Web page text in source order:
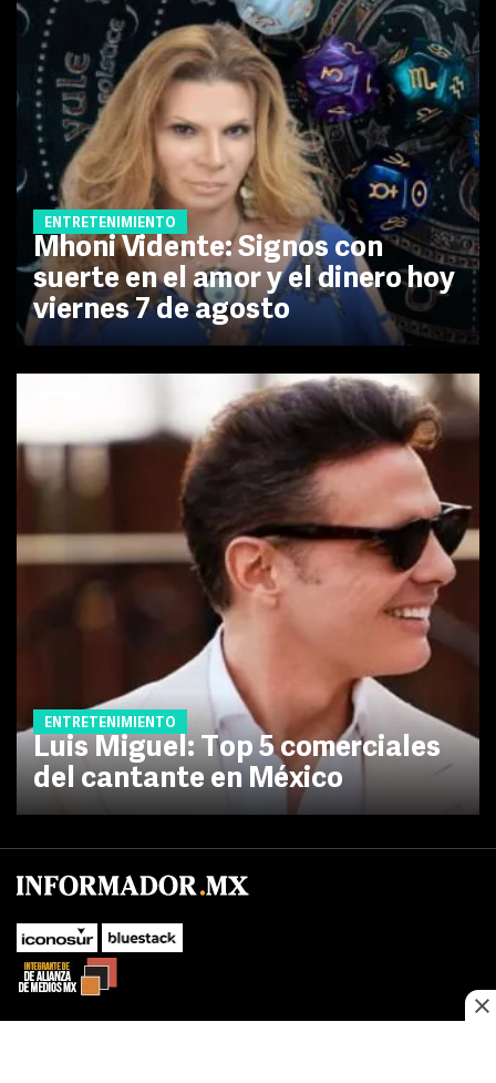
ENTRETENIMIENTO
Mhoni Vidente: Signos con
suerte en el amor y el dinero hoy
viernes 7 de agosto
ENTRETENIMIENTO
Luis Miguel: Top 5 comerciales
del cantante en México